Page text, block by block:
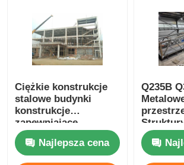
Ciężkie konstrukcje
stalowe budynki
konstrukcje
zapewniające
schronienie i
integralność
strukturalną
Najlepsza cena
Q235B